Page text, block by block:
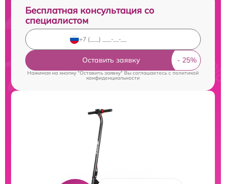
Бесплатная консультация со
специалистом
Оставить заявку
Нажимая на кнопку "Оставить заявку" Вы соглашаетесь cполитикой
конфиденциальности